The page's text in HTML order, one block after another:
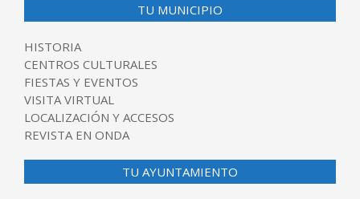
TU MUNICIPIO
HISTORIA
CENTROS CULTURALES
FIESTAS Y EVENTOS
VISITA VIRTUAL
LOCALIZACIÓN Y ACCESOS
REVISTA EN ONDA
TU AYUNTAMIENTO